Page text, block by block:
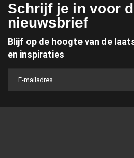
Schrijf je in voor
nieuwsbrief
Blijf op de hoogte van de
en inspiraties